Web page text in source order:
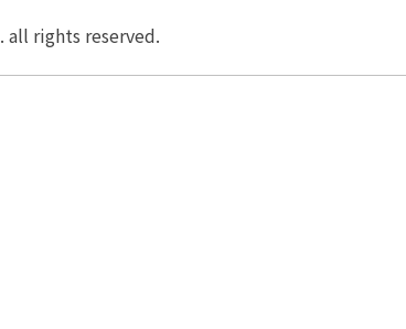
all rights reserved.